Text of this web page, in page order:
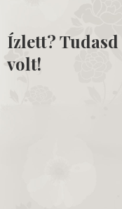
Ízlett?
volt!